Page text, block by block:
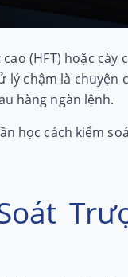
(HFT) hoặc
lý chậm là
hàng ngàn lệnh.
học cách kiểm